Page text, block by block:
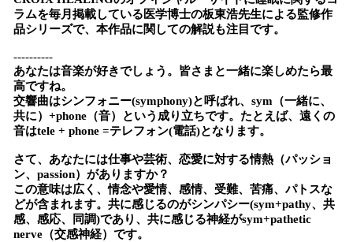
ラムを毎月掲載している医学博士の板東浩先生による監修作
品シリーズで、本作品に関しての解説も注目です。
----------
あなたは音楽が好きでしょう。皆さまと一緒に楽しめたら最
高ですね。
交響曲はシンフォニー(symphony)と呼ばれ、sym（一緒に、
共に）+phone（音）という成り立ちです。たとえば、遠くの
音はtele + phone =テレフォン(電話)となります。
さて、あなたには仕事や芸術、恋愛に対する情熱（パッショ
ン、passion）がありますか？
この意味は広く、情念や愛情、感情、受難、苦痛、パトスな
どが含まれます。共に感じるのがシンパシー(sym+pathy、共
感、感応、同調)であり、共に感じる神経がsym+pathetic
nerve（交感神経）です。